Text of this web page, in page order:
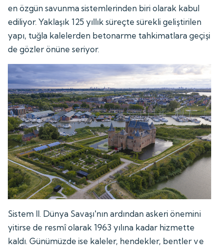
en özgün savunma sistemlerinden biri olarak kabul
ediliyor. Yaklaşık 125 yıllık süreçte sürekli geliştirilen
yapı, tuğla kalelerden betonarme tahkimatlara geçişi
de gözler önüne seriyor.
Sistem II. Dünya Savaşı'nın ardından askeri önemini
yitirse de resmî olarak 1963 yılına kadar hizmette
kaldı. Günümüzde ise kaleler, hendekler, bentler ve